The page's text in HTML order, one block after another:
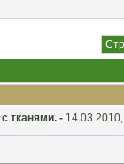
тканями. -